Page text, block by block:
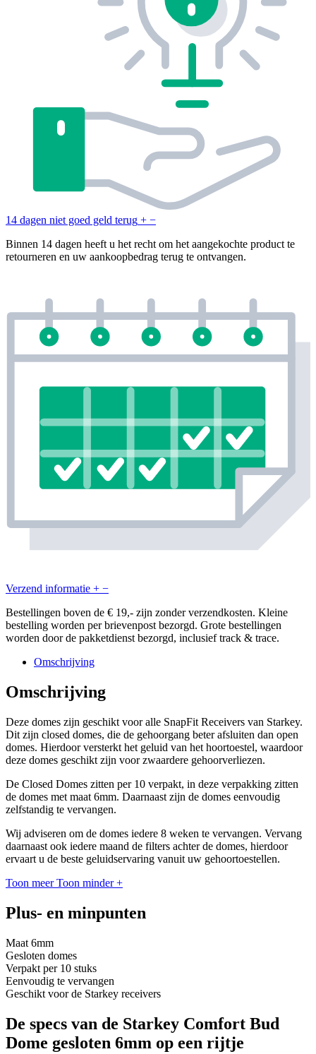
14 dagen niet goed geld terug + −
Binnen 14 dagen heeft u het recht om het aangekochte product te
retourneren en uw aankoopbedrag terug te ontvangen.
Verzend informatie + −
Bestellingen boven de € 19,- zijn zonder verzendkosten. Kleine
bestelling worden per brievenpost bezorgd. Grote bestellingen
worden door de pakketdienst bezorgd, inclusief track & trace.
Omschrijving
Omschrijving
Deze domes zijn geschikt voor alle SnapFit Receivers van Starkey.
Dit zijn closed domes, die de gehoorgang beter afsluiten dan open
domes. Hierdoor versterkt het geluid van het hoortoestel, waardoor
deze domes geschikt zijn voor zwaardere gehoorverliezen.
De Closed Domes zitten per 10 verpakt, in deze verpakking zitten
de domes met maat 6mm. Daarnaast zijn de domes eenvoudig
zelfstandig te vervangen.
Wij adviseren om de domes iedere 8 weken te vervangen. Vervang
daarnaast ook iedere maand de filters achter de domes, hierdoor
ervaart u de beste geluidservaring vanuit uw gehoortoestellen.
Toon meer Toon minder +
Plus- en minpunten
Maat 6mm
Gesloten domes
Verpakt per 10 stuks
Eenvoudig te vervangen
Geschikt voor de Starkey receivers
De specs van de Starkey Comfort Bud
Dome gesloten 6mm op een rijtje